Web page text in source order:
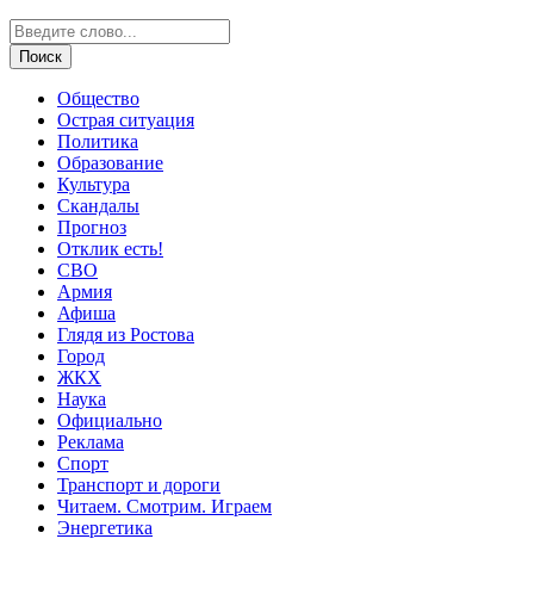
Общество
Острая ситуация
Политика
Образование
Культура
Скандалы
Прогноз
Отклик есть!
СВО
Армия
Афиша
Глядя из Ростова
Город
ЖКХ
Наука
Официально
Реклама
Спорт
Транспорт и дороги
Читаем. Смотрим. Играем
Энергетика